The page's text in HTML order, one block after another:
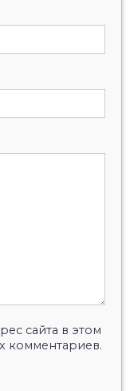
сайта в этом
комментариев.